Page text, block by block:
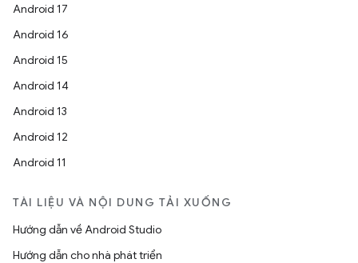
Android 17
Android 16
Android 15
Android 14
Android 13
Android 12
Android 11
TÀI LIỆU VÀ NỘI DUNG TẢI XUỐNG
Hướng dẫn về Android Studio
Hướng dẫn cho nhà phát triển